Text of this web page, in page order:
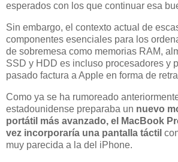
esperados con los que continuar esa
Sin embargo, el contexto actual de
componentes esenciales para los
de sobremesa como memorias RAM,
SSD y HDD es incluso procesadores y
pasado factura a Apple en forma de
Como ya se ha rumoreado
estadounidense preparaba un nuevo
portátil más avanzado, el MacBook
vez incorporaría una pantalla táctil
muy parecida a la del iPhone.